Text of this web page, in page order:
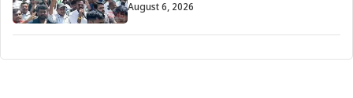
August 6, 2026